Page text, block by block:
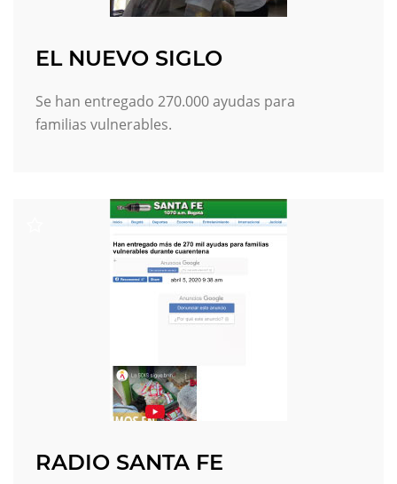
EL NUEVO SIGLO
Se han entregado 270.000 ayudas para
familias vulnerables.
RADIO SANTA FE